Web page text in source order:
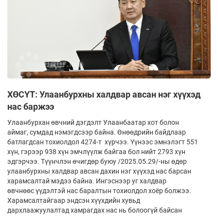
ХӨСҮТ: Улаанбурхны халдвар авсан нэг хүүхэд
нас баржээ
Улаанбурхан өвчний дэгдэлт Улаанбаатар хот болон
аймаг, сумдад нэмэгдсээр байна. Өнөөдрийн байдлаар
батлагдсан тохиолдол 4274-т хүрчээ. Үүнээс эмнэлэгт 551
хүн, гэрээр 938 хүн эмчлүүлж байгаа бол нийт 2793 хүн
эдгэрчээ. Түүнчлэн өчигдөр буюу /2025.05.29/-ны өдөр
улаанбурхны халдвар авсан дахин нэг хүүхэд нас барсан
харамсалтай мэдээ байна. Ингэснээр уг халдвар
өвчнөөс үүдэлтэй нас баралтын тохиолдол хоёр болжээ.
Харамсалтайгаар эндсэн хүүхдийн хувьд
дархлаажуулалтад хамрагдах нас нь болоогүй байсан